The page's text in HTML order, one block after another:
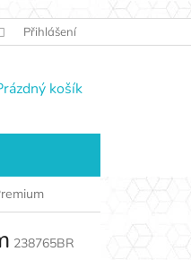
KDO JSME?
Přihlášení
košík
238765BR